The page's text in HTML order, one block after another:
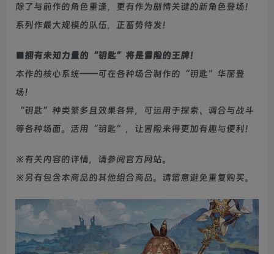
除了与前作的角色重逢，更有作为剧情关键的新角色登场！
系列作最大规模的队伍，正蓄势待发！
■拥有未知力量的“钥匙”将是冒险的王牌！
本作的核心系统——可在各种场合制作的“钥匙”华丽登
场！
“钥匙”种类繁多且效果各异，可运用于探索、调合与战斗
等各种场面。活用“钥匙”，让冒险来得更加有趣与便利！
※有关内容的详情，请参阅官方网站。
※另有包含本商品的其他组合商品。请留意避免重复购买。